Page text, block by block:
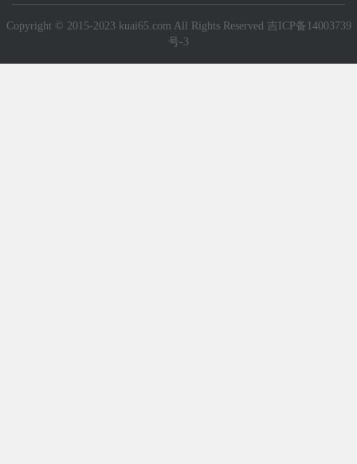
Copyright © 2015-2023 kuai65.com All Rights Reserved 吉ICP备14003739
号-3